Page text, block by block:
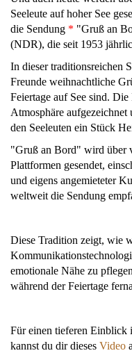
Seeleute auf hoher See
die Sendung * "Gruß an
(NDR), die seit 1953
In dieser traditionsreichen
Freunde weihnachtliche
Feiertage auf See sind.
Atmosphäre
den Seeleuten ein Stück
"Gruß an Bord" wird über
Plattformen gesendet,
und eigens angemieteter
weltweit die Sendung
Diese Tradition zeigt, wie
emotionale Nähe zu
während der Feiertage
Für einen tieferen Einblick
kannst du dir dieses Video